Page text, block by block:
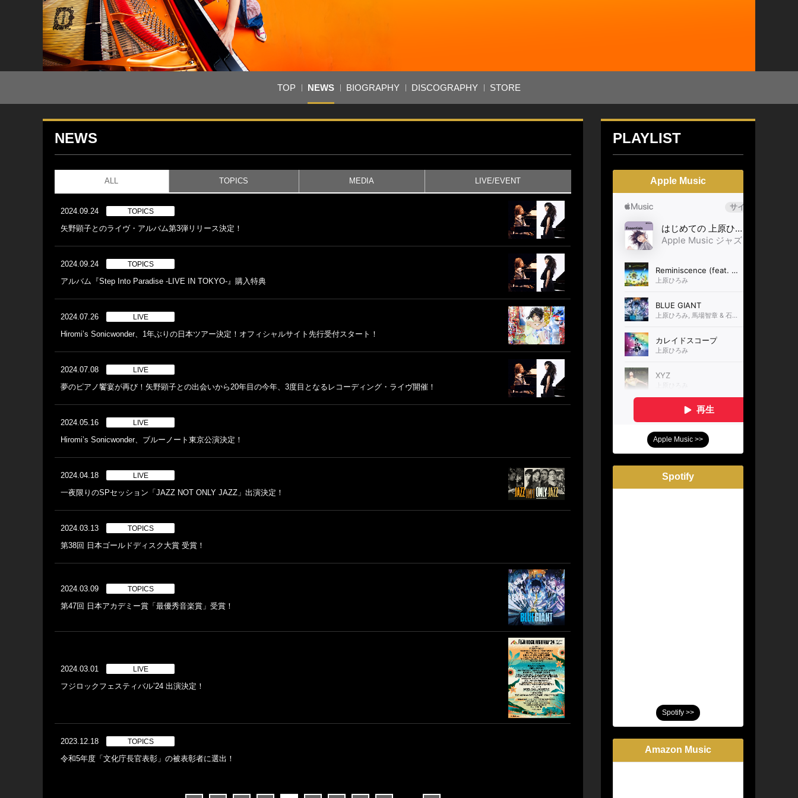
TOP NEWS BIOGRAPHY DISCOGRAPHY STORE
NEWS
ALL TOPICS MEDIA LIVE/EVENT
2024.09.24 TOPICS
矢野顕子とのライヴ・アルバム第3弾リリース決定！
2024.09.24 TOPICS
アルバム『Step Into Paradise -LIVE IN TOKYO-』購入特典
2024.07.26 LIVE
Hiromi’s Sonicwonder、1年ぶりの日本ツアー決定！オフィシャルサイト先行受付スタート！
2024.07.08 LIVE
夢のピアノ饗宴が再び！矢野顕子との出会いから20年目の今年、3度目となるレコーディング・ライヴ開催！
2024.05.16 LIVE
Hiromi’s Sonicwonder、ブルーノート東京公演決定！
2024.04.18 LIVE
一夜限りのSPセッション「JAZZ NOT ONLY JAZZ」出演決定！
2024.03.13 TOPICS
第38回 日本ゴールドディスク大賞 受賞！
2024.03.09 TOPICS
第47回 日本アカデミー賞「最優秀音楽賞」受賞！
2024.03.01 LIVE
フジロックフェスティバル’24 出演決定！
2023.12.18 TOPICS
令和5年度「文化庁長官表彰」の被表彰者に選出！
PLAYLIST
Apple Music
Apple Music >>
Spotify
Spotify >>
Amazon Music